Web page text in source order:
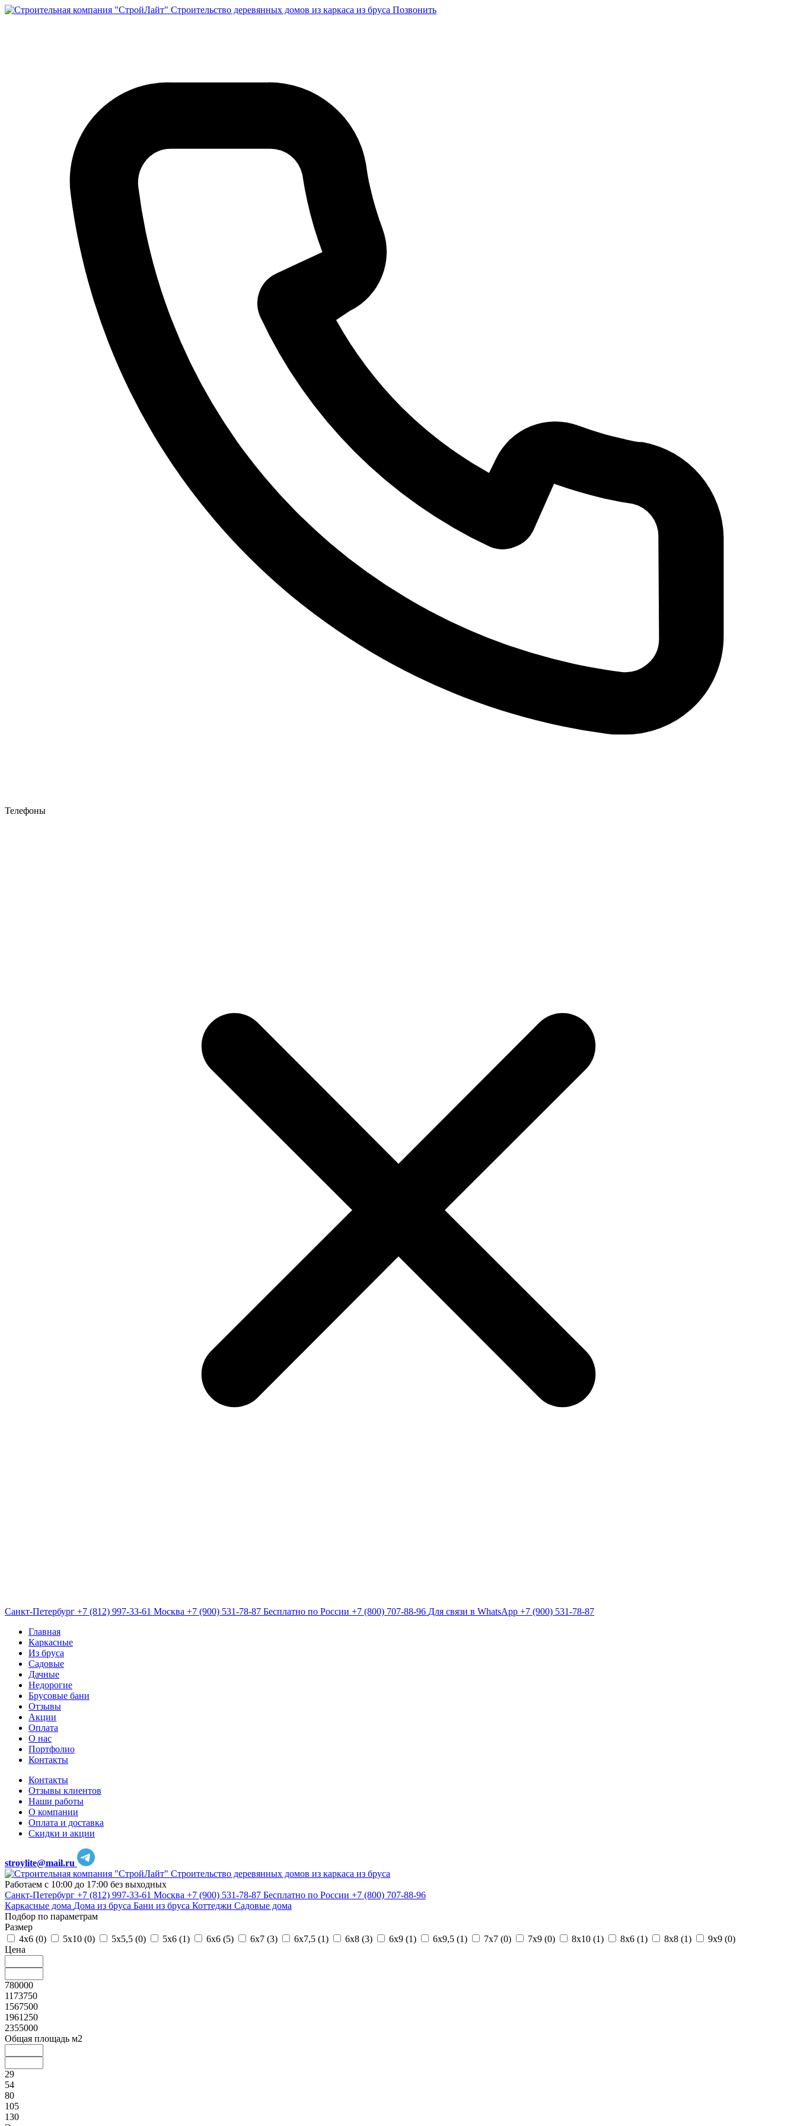
Строительство деревянных домов из каркаса из бруса Позвонить
Телефоны
Санкт-Петербург +7 (812) 997-33-61 Москва +7 (900) 531-78-87 Бесплатно по России +7 (800) 707-88-96 Для связи в WhatsApp +7 (900) 531-78-87
Главная
Каркасные
Из бруса
Садовые
Дачные
Недорогие
Брусовые бани
Отзывы
Акции
Оплата
О нас
Портфолио
Контакты
Контакты
Отзывы клиентов
Наши работы
О компании
Оплата и доставка
Скидки и акции
stroylite@mail.ru
Строительство деревянных домов из каркаса из бруса
Работаем с 10:00 до 17:00 без выходных
Санкт-Петербург +7 (812) 997-33-61 Москва +7 (900) 531-78-87 Бесплатно по России +7 (800) 707-88-96
Каркасные дома Дома из бруса Бани из бруса Коттеджи Садовые дома
Подбор по параметрам
Размер
4х6 (0) 5х10 (0) 5х5,5 (0) 5х6 (1) 6х6 (5) 6х7 (3) 6х7,5 (1) 6х8 (3) 6х9 (1) 6х9,5 (1) 7х7 (0) 7х9 (0) 8х10 (1) 8х6 (1) 8х8 (1) 9х9 (0)
Цена
780000
1173750
1567500
1961250
2355000
Общая площадь м2
29
54
80
105
130